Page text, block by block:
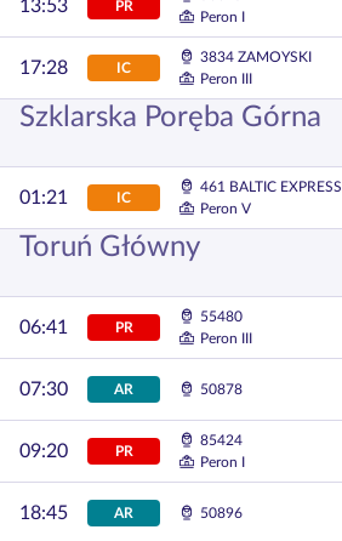
13:53 PR
Peron I
17:28 IC
3834 ZAMOYSKI
Peron III
Szklarska Poręba Górna
01:21 IC
461 BALTIC EXPRESS
Peron V
Toruń Główny
06:41 PR
55480
Peron III
07:30 AR 50878
09:20 PR
85424
Peron I
18:45 AR 50896